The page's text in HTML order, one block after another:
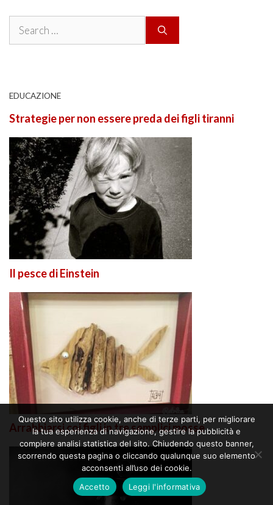
Search
EDUCAZIONE
Strategie per non essere preda dei figli tiranni
Il pesce di Einstein
Arrabbiarsi coi figli in tre semplici mosse
Questo sito utilizza cookie, anche di terze parti, per migliorare
la tua esperienza di navigazione, gestire la pubblicità e
compiere analisi statistica del sito. Chiudendo questo banner,
scorrendo questa pagina o cliccando qualunque suo elemento
acconsenti all’uso dei cookie.
Accetto
Leggi l'informativa